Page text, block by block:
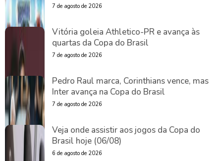
7 de agosto de 2026
Vitória goleia Athletico-PR e avança às
quartas da Copa do Brasil
7 de agosto de 2026
Pedro Raul marca, Corinthians vence, mas
Inter avança na Copa do Brasil
7 de agosto de 2026
Veja onde assistir aos jogos da Copa do
Brasil hoje (06/08)
6 de agosto de 2026